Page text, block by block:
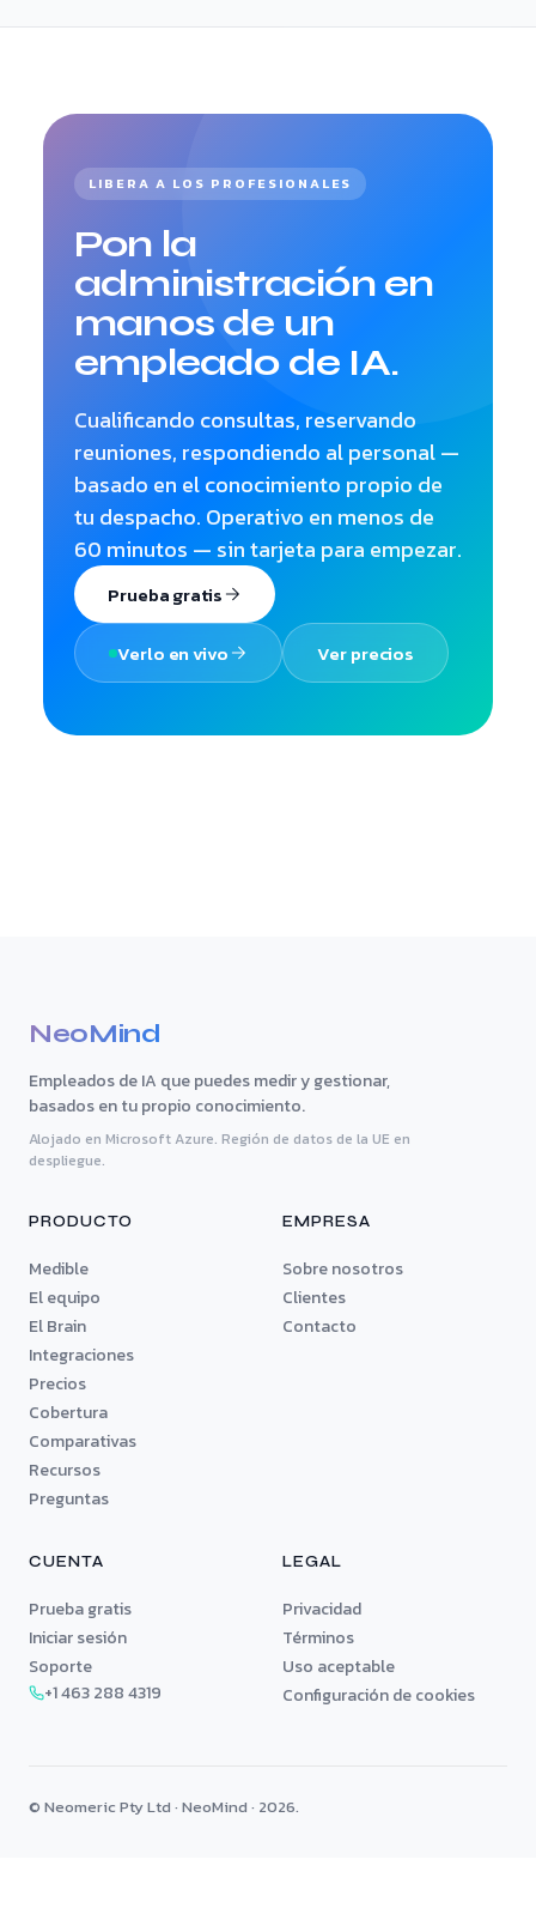
LIBERA A LOS PROFESIONALES
Pon la
administración en
manos de un
empleado de IA.
Cualificando consultas, reservando
reuniones, respondiendo al personal —
basado en el conocimiento propio de
tu despacho. Operativo en menos de
60 minutos — sin tarjeta para empezar.
Prueba gratis
Verlo en vivo Ver precios